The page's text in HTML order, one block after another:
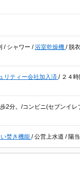
/ シャワー /浴室乾燥機 / 脱
リティー会社加入済 / ２４
2分。/コンビニ(セブンイレ
焚き機能 /公営上水道 / 陽